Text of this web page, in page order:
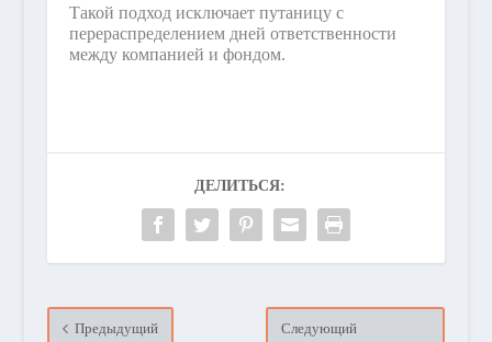
Такой подход исключает путаницу с
перераспределением дней ответственности
между компанией и фондом.
ДЕЛИТЬСЯ:
Предыдущий Следующий